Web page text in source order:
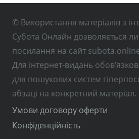
© Використання матеріалів з
Субота Онлайн дозволяється
посилання на сайт
Для інтернет-видань
для пошукових систем
абзаці на конкретний матеріал.
Умови договору оферти
Конфіденційність